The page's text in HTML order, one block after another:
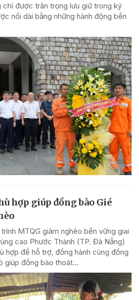
chỉ được trân trọng lưu giữ trong ký
nối dài bằng những hành động bền
hợp giúp đồng bào Gié
MTQG giảm nghèo bền vững giai
cao Phước Thành (TP. Đà Nẵng)
hợp để hỗ trợ, đồng hành cùng đồng
giúp đồng bào thoát...